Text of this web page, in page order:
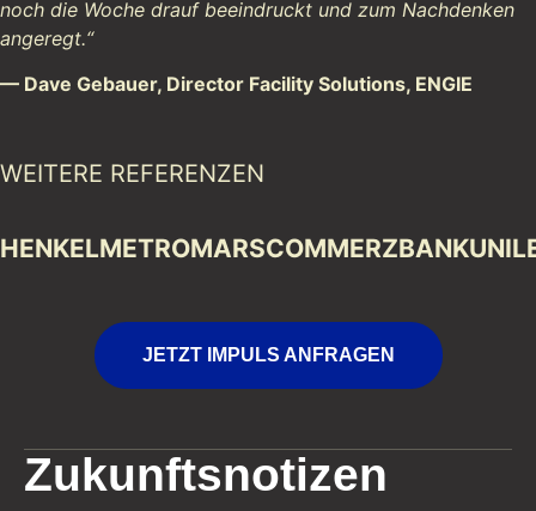
noch die Woche drauf beeindruckt und zum Nachdenken
angeregt.“
— Dave Gebauer, Director Facility Solutions, ENGIE
WEITERE REFERENZEN
HENKELMETROMARSCOMMERZBANK
JETZT IMPULS ANFRAGEN
Zukunftsnotizen